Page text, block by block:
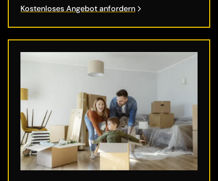
Kostenloses Angebot anfordern